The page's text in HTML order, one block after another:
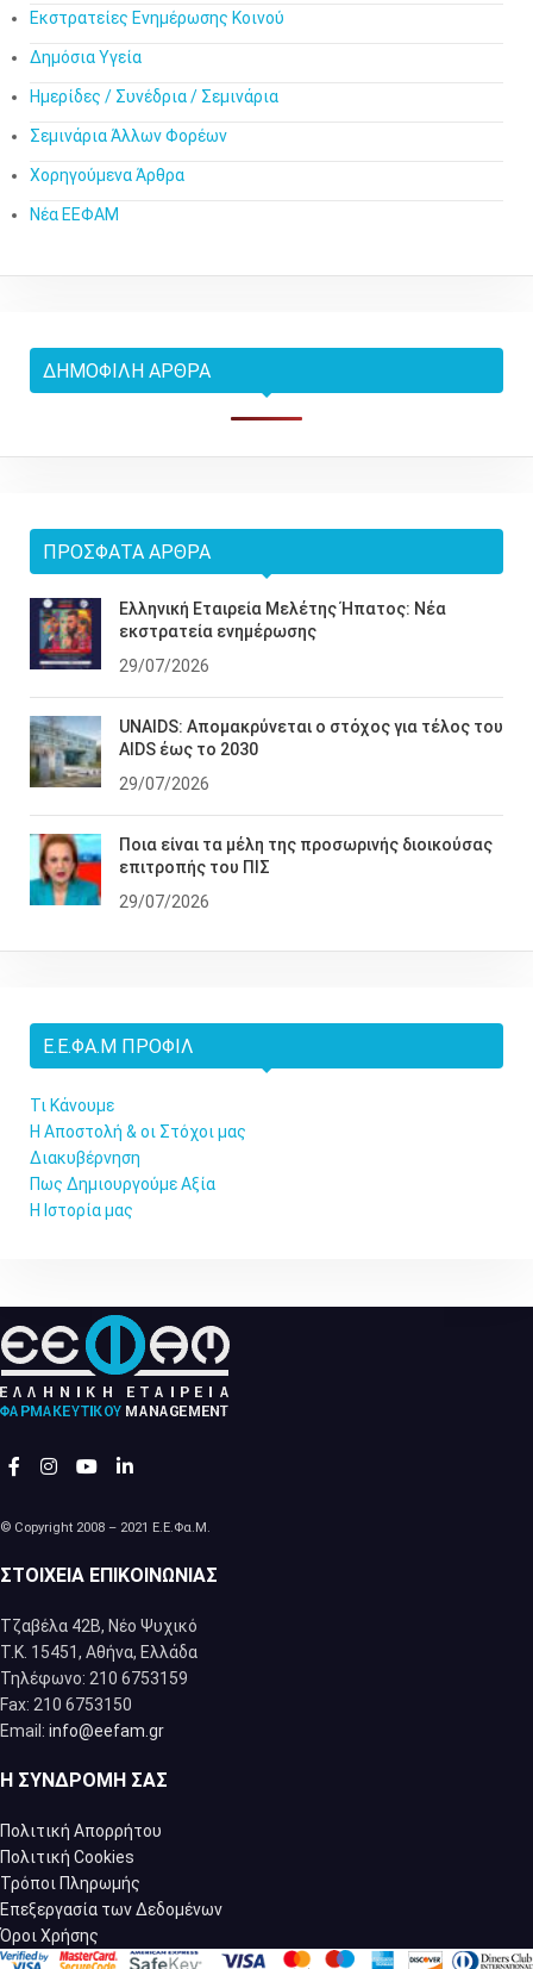
Εκστρατείες Ενημέρωσης Κοινού
Δημόσια Υγεία
Ημερίδες / Συνέδρια / Σεμινάρια
Σεμινάρια Άλλων Φορέων
Χορηγούμενα Άρθρα
Νέα ΕΕΦΑΜ
ΔΗΜΟΦΙΛΉ ΆΡΘΡΑ
ΠΡΌΣΦΑΤΑ ΆΡΘΡΑ
Ελληνική Εταιρεία Μελέτης Ήπατος: Νέα
εκστρατεία ενημέρωσης
29/07/2026
UNAIDS: Απομακρύνεται ο στόχος για τέλος του
AIDS έως το 2030
29/07/2026
Ποια είναι τα μέλη της προσωρινής διοικούσας
επιτροπής του ΠΙΣ
29/07/2026
Ε.Ε.ΦΑ.Μ ΠΡΟΦΊΛ
Τι Κάνουμε
Η Αποστολή & οι Στόχοι μας
Διακυβέρνηση
Πως Δημιουργούμε Αξία
Η Ιστορία μας
© Copyright 2008 – 2021 Ε.Ε.Φα.Μ.
ΣΤΟΙΧΕΊΑ ΕΠΙΚΟΙΝΩΝΊΑΣ
Τζαβέλα 42Β, Νέο Ψυχικό
Τ.Κ. 15451, Αθήνα, Eλλάδα
Τηλέφωνο: 210 6753159
Fax: 210 6753150
Email: info@eefam.gr
Η ΣΥΝΔΡΟΜΉ ΣΑΣ
Πολιτική Απορρήτου
Πολιτική Cookies
Τρόποι Πληρωμής
Επεξεργασία των Δεδομένων
Όροι Χρήσης